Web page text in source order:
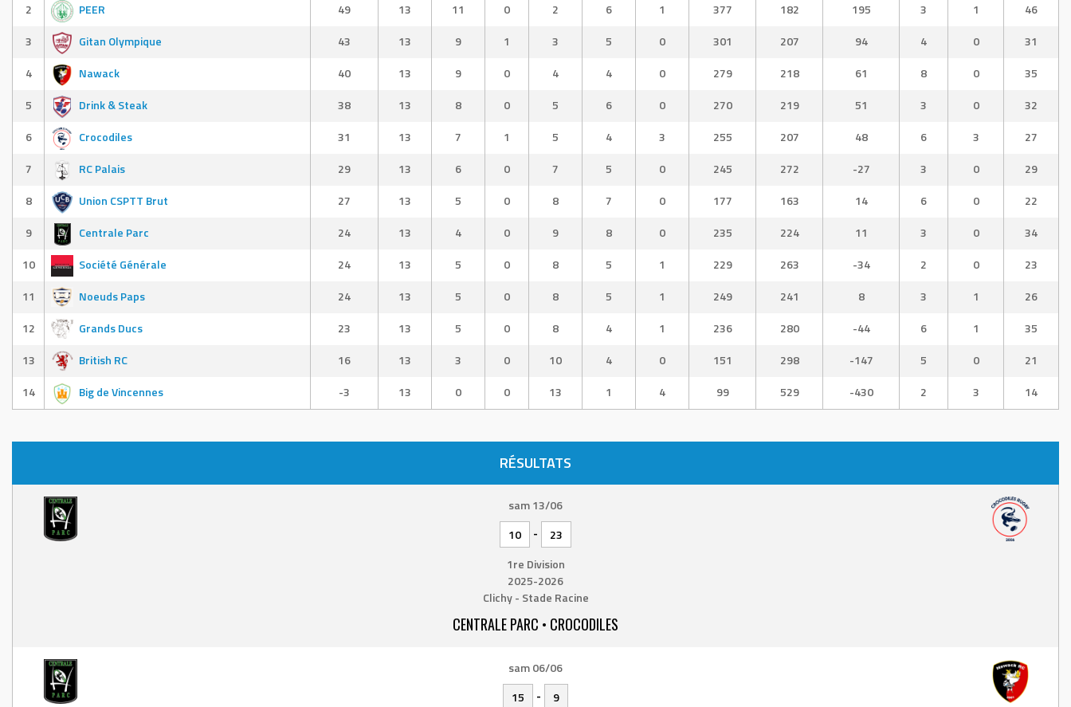
2
PEER 49 13 11 0 2 6 1 377 182 195 3 1
46
3
Gitan Olympique 43 13 9 1 3 5 0 301 207 94 4 0
31
4
Nawack 40 13 9 0 4 4 0 279 218 61 8 0
35
5
Drink & Steak 38 13 8 0 5 6 0 270 219 51 3 0
32
6
Crocodiles 31 13 7 1 5 4 3 255 207 48 6 3
27
7
RC Palais 29 13 6 0 7 5 0 245 272 -27 3 0
29
8
Union CSPTT Brut 27 13 5 0 8 7 0 177 163 14 6 0
22
9
Centrale Parc 24 13 4 0 9 8 0 235 224 11 3 0
34
10
Société Générale 24 13 5 0 8 5 1 229 263 -34 2 0
23
11
Noeuds Paps 24 13 5 0 8 5 1 249 241 8 3 1
26
12
Grands Ducs 23 13 5 0 8 4 1 236 280 -44 6 1
35
13
British RC 16 13 3 0 10 4 0 151 298 -147 5 0
21
14
Big de Vincennes -3 13 0 0 13 1 4 99 529 -430 2 3 14
RÉSULTATS
sam 13/06
10
-
23
1re Division
2025-2026
Clichy - Stade Racine
CENTRALE PARC • CROCODILES
sam 06/06
15
-
9